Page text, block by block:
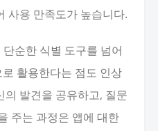
사용 만족도가 높습니다.
순한 식별 도구를 넘어
활용한다는 점도 인상
의 발견을 공유하고, 질문
주는 과정은 앱에 대한